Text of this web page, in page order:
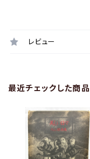
レビュー
最近チェックした商品